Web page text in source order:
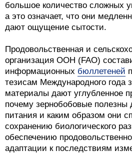
большое количество сложных
а это означает, что они
дают ощущение сытости.
Продовольственная и
организация ООН (FAO)
информационных бюллетеней
тезисам Международного года
материалы дают углубленное
почему зернобобовые полезны
питания и каким образом они
сохранению биологического
обеспечению
адаптации к последствиям